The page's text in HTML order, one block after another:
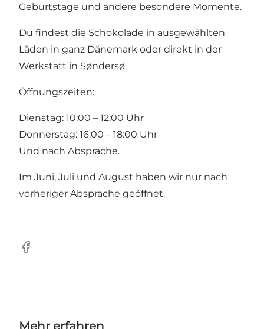
Geburtstage und andere besondere Momente.
Du findest die Schokolade in ausgewählten
Läden in ganz Dänemark oder direkt in der
Werkstatt in Søndersø.
Öffnungszeiten:
Dienstag: 10:00 – 12:00 Uhr
Donnerstag: 16:00 – 18:00 Uhr
Und nach Absprache.
Im Juni, Juli und August haben wir nur nach
vorheriger Absprache geöffnet.
Facebook
Mehr erfahren